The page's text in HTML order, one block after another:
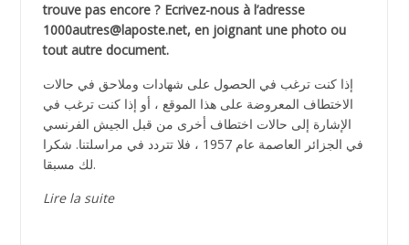
trouve pas encore ? Ecrivez-nous à l’adresse
1000autres@laposte.net, en joignant une photo ou
tout autre document.
إذا كنت ترغب في الحصول على شهادات وملاحق في حالات
الاختطاف المعروضة على هذا الموقع ، أو إذا كنت ترغب في
الإشارة إلى حالات اختطاف أخرى من قبل الجيش الفرنسي
في الجزائر العاصمة عام 1957 ، فلا تتردد في مراسلتنا. شكرا
لك مسبقا.
Lire la suite